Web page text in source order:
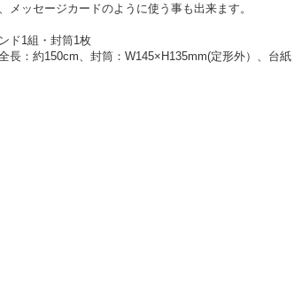
メッセージカードのように使う事も出来ます。
ド1組・封筒1枚
長：約150cm、封筒：W145×H135mm(定形外）、台